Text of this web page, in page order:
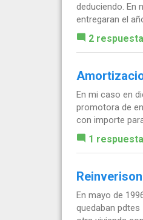
deduciendo. En
entregaran el
2
En mi caso en
promotora de
con importe
1 respuesta
En mayo de
quedaban pdtes